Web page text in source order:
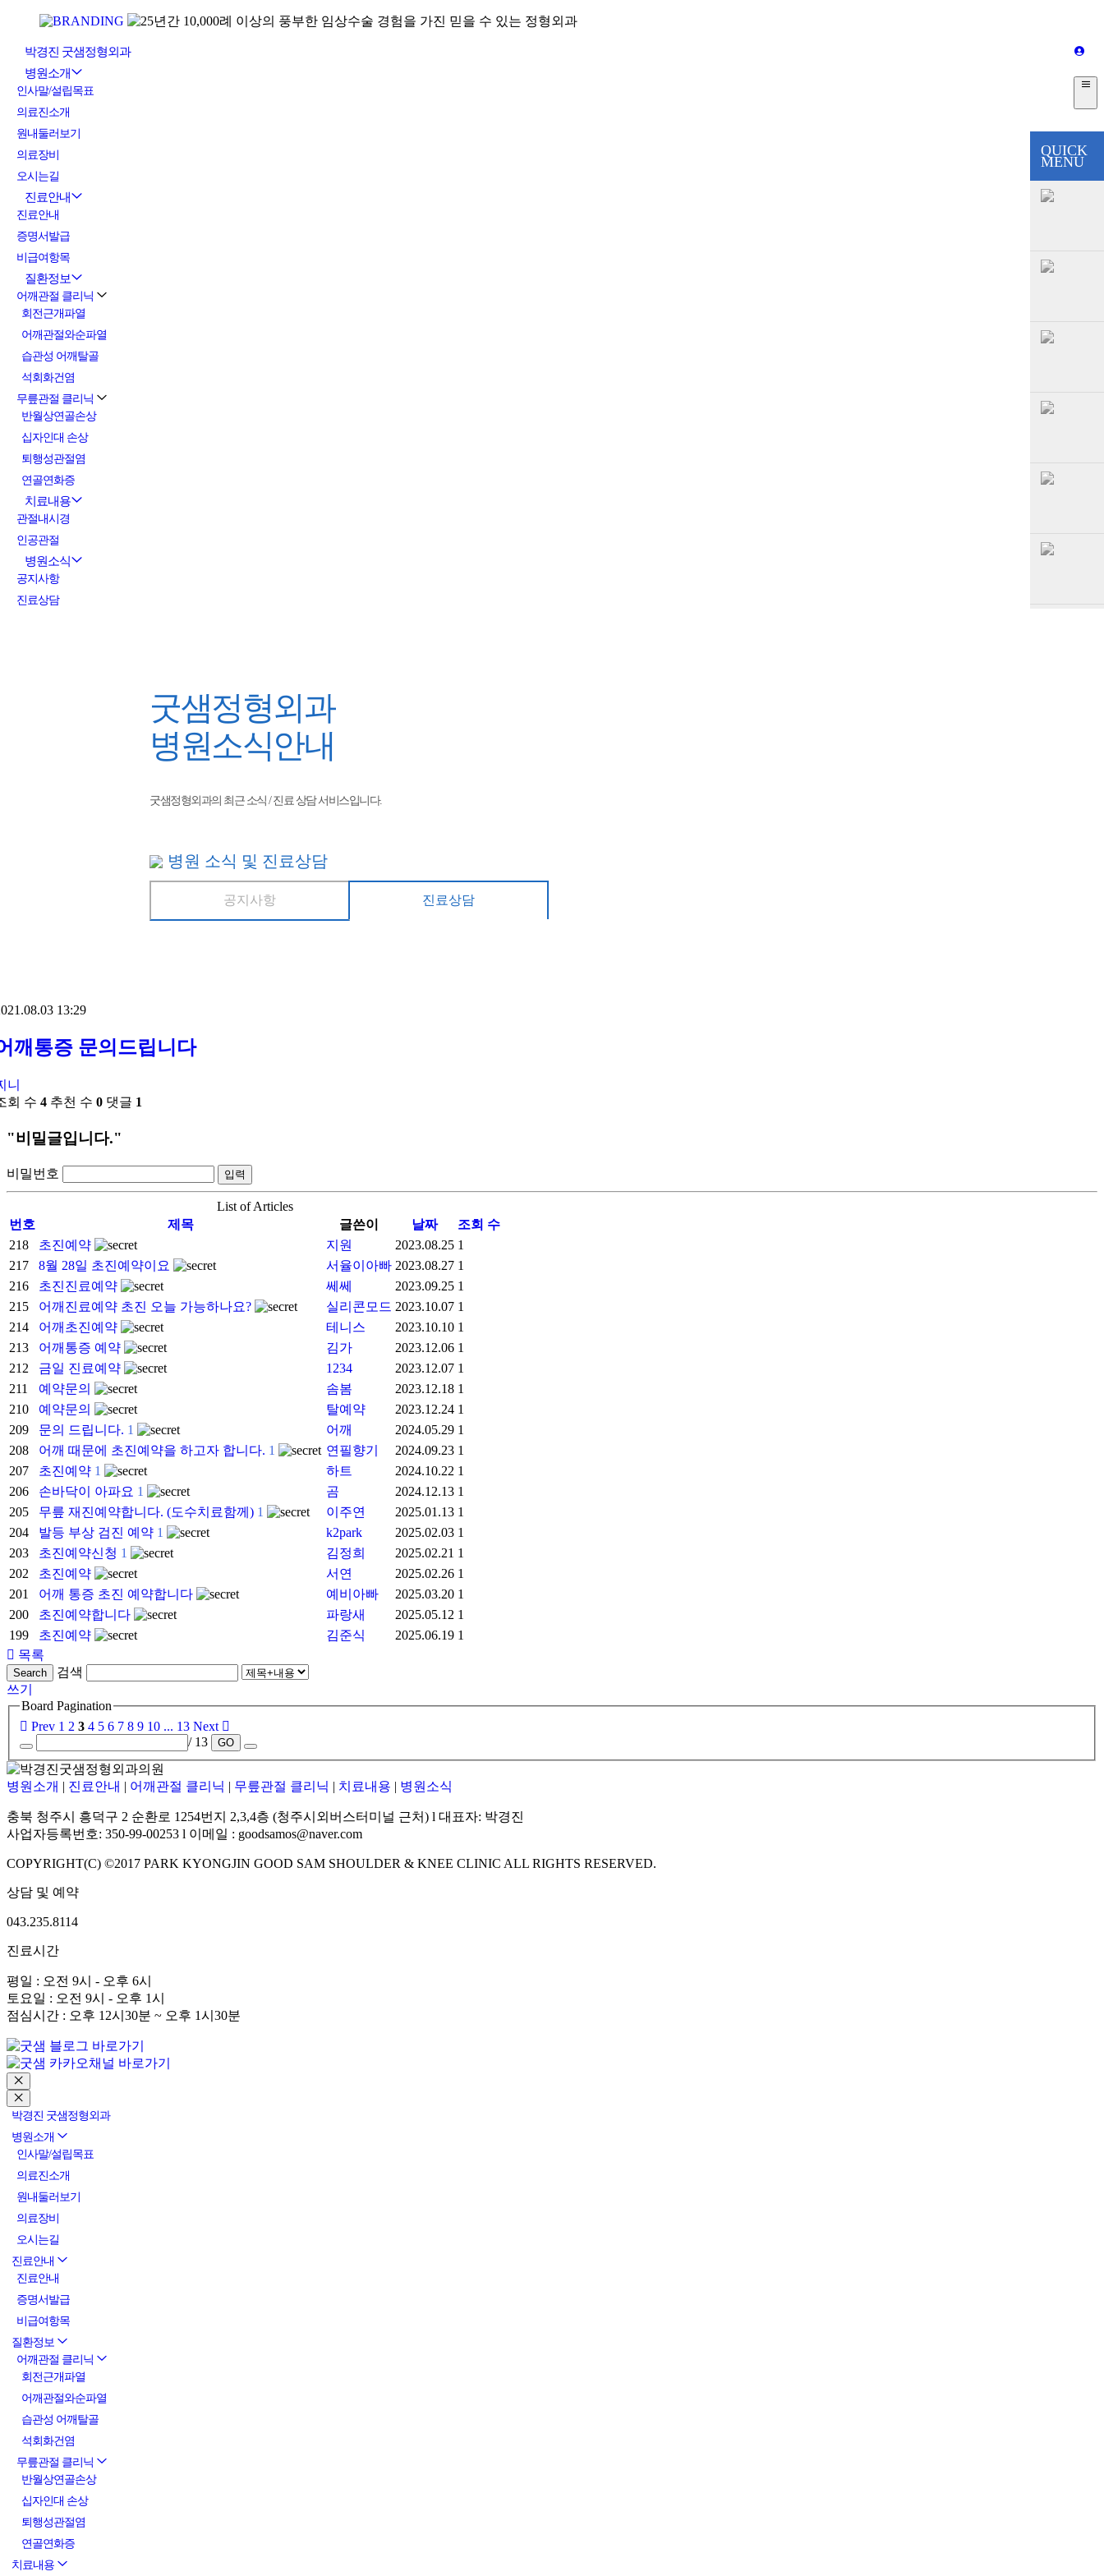
QUICK
MENU
박경진 굿샘정형외과
병원소개
인사말/설립목표
의료진소개
원내둘러보기
의료장비
오시는길
진료안내
진료안내
증명서발급
비급여항목
질환정보
어깨관절 클리닉
회전근개파열
어깨관절와순파열
습관성 어깨탈골
석회화건염
무릎관절 클리닉
반월상연골손상
십자인대 손상
퇴행성관절염
연골연화증
치료내용
관절내시경
인공관절
병원소식
공지사항
진료상담
굿샘정형외과
병원소식안내
굿샘정형외과의 최근 소식 / 진료 상담 서비스입니다.
병원 소식 및 진료상담
공지사항 진료상담
13:29
깨통증 문의드립니다
니
회 수 4 추천 수 0 댓글 1
"비밀글입니다."
비밀번호
List of Articles
번호
제목 글쓴이 날짜
조회 수
218
초진예약 지원 2023.08.25 1
217
8월 28일 초진예약이요 서율이아빠 2023.08.27 1
216
초진진료예약 쎄쎄 2023.09.25 1
215
어깨진료예약 초진 오늘 가능하나요? 실리콘모드 2023.10.07 1
214
어깨초진예약 테니스 2023.10.10 1
213
어깨통증 예약 김가 2023.12.06 1
212
금일 진료예약 1234 2023.12.07 1
211
예약문의 솜봄 2023.12.18 1
210
예약문의 탈예약 2023.12.24 1
209
문의 드립니다. 1 어깨 2024.05.29 1
208
어깨 때문에 초진예약을 하고자 합니다. 1 연필향기 2024.09.23 1
207
초진예약 1 하트 2024.10.22 1
206
손바닥이 아파요 1 곰 2024.12.13 1
205
무릎 재진예약합니다. (도수치료함께) 1 이주연 2025.01.13 1
204
발등 부상 검진 예약 1 k2park 2025.02.03 1
203
초진예약신청 1 김정희 2025.02.21 1
202
초진예약 서연 2025.02.26 1
201
어깨 통증 초진 예약합니다 예비아빠 2025.03.20 1
200
초진예약합니다 파랑새 2025.05.12 1
199
초진예약 김준식 2025.06.19 1
목록
Search
검색
쓰기
Board Pagination
Prev 1 2 3 4 5 6 7 8 9 10 ... 13 Next
/ 13
GO
병원소개 | 진료안내 | 어깨관절 클리닉 | 무릎관절 클리닉 | 치료내용 | 병원소식
충북 청주시 흥덕구 2 순환로 1254번지 2,3,4층 (청주시외버스터미널 근처) l 대표자: 박경진
사업자등록번호: 350-99-00253 l 이메일 : goodsamos@naver.com
COPYRIGHT(C) ©2017 PARK KYONGJIN GOOD SAM SHOULDER & KNEE CLINIC ALL RIGHTS RESERVED.
상담 및 예약
043.235.8114
진료시간
평일 : 오전 9시 - 오후 6시
토요일 : 오전 9시 - 오후 1시
점심시간 : 오후 12시30분 ~ 오후 1시30분
박경진 굿샘정형외과
병원소개
인사말/설립목표
의료진소개
원내둘러보기
의료장비
오시는길
진료안내
진료안내
증명서발급
비급여항목
질환정보
어깨관절 클리닉
회전근개파열
어깨관절와순파열
습관성 어깨탈골
석회화건염
무릎관절 클리닉
반월상연골손상
십자인대 손상
퇴행성관절염
연골연화증
치료내용